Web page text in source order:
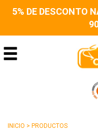
5% DE DESCONTO
INICIO > PRODUCTOS